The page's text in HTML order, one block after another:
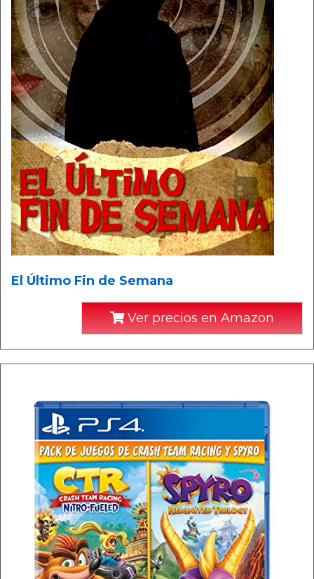
El Último Fin de Semana
Ver precios en Amazon